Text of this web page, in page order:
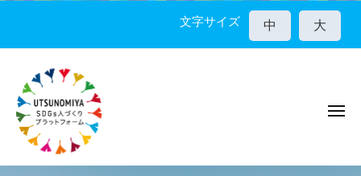
文字サイズ 中 大
メ
D
G
s